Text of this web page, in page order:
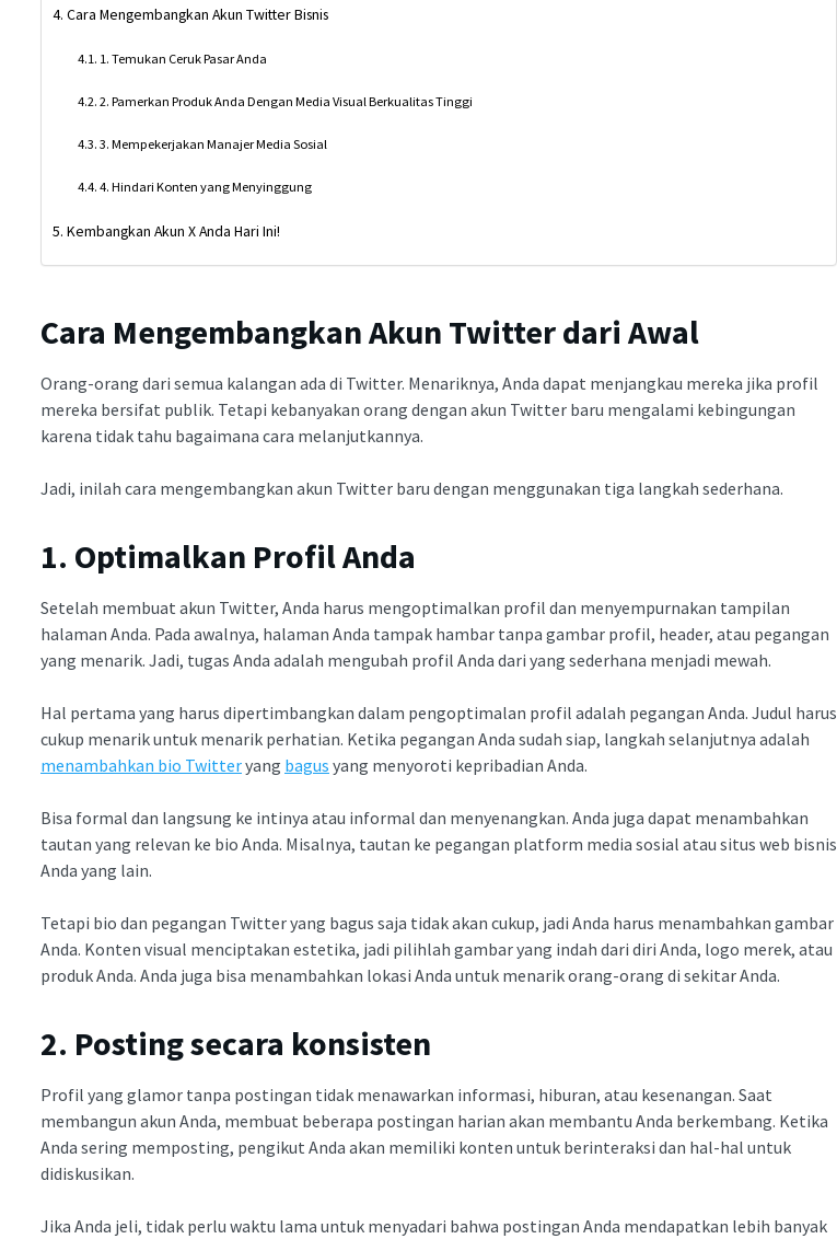
Cara Mengembangkan Akun Twitter Bisnis
1. Temukan Ceruk Pasar Anda
2. Pamerkan Produk Anda Dengan Media Visual Berkualitas Tinggi
3. Mempekerjakan Manajer Media Sosial
4. Hindari Konten yang Menyinggung
Kembangkan Akun X Anda Hari Ini!
Cara Mengembangkan Akun Twitter dari Awal
Orang-orang dari semua kalangan ada di Twitter. Menariknya, Anda dapat menjangkau mereka jika profil
mereka bersifat publik. Tetapi kebanyakan orang dengan akun Twitter baru mengalami kebingungan
karena tidak tahu bagaimana cara melanjutkannya.
Jadi, inilah cara mengembangkan akun Twitter baru dengan menggunakan tiga langkah sederhana.
1. Optimalkan Profil Anda
Setelah membuat akun Twitter, Anda harus mengoptimalkan profil dan menyempurnakan tampilan
halaman Anda. Pada awalnya, halaman Anda tampak hambar tanpa gambar profil, header, atau pegangan
yang menarik. Jadi, tugas Anda adalah mengubah profil Anda dari yang sederhana menjadi mewah.
Hal pertama yang harus dipertimbangkan dalam pengoptimalan profil adalah pegangan Anda. Judul harus
cukup menarik untuk menarik perhatian. Ketika pegangan Anda sudah siap, langkah selanjutnya adalah
menambahkan bio Twitteryang bagus yang menyoroti kepribadian Anda.
Bisa formal dan langsung ke intinya atau informal dan menyenangkan. Anda juga dapat menambahkan
tautan yang relevan ke bio Anda. Misalnya, tautan ke pegangan platform media sosial atau situs web bisnis
Anda yang lain.
Tetapi bio dan pegangan Twitter yang bagus saja tidak akan cukup, jadi Anda harus menambahkan gambar
Anda. Konten visual menciptakan estetika, jadi pilihlah gambar yang indah dari diri Anda, logo merek, atau
produk Anda. Anda juga bisa menambahkan lokasi Anda untuk menarik orang-orang di sekitar Anda.
2. Posting secara konsisten
Profil yang glamor tanpa postingan tidak menawarkan informasi, hiburan, atau kesenangan. Saat
membangun akun Anda, membuat beberapa postingan harian akan membantu Anda berkembang. Ketika
Anda sering memposting, pengikut Anda akan memiliki konten untuk berinteraksi dan hal-hal untuk
didiskusikan.
Jika Anda jeli, tidak perlu waktu lama untuk menyadari bahwa postingan Anda mendapatkan lebih banyak